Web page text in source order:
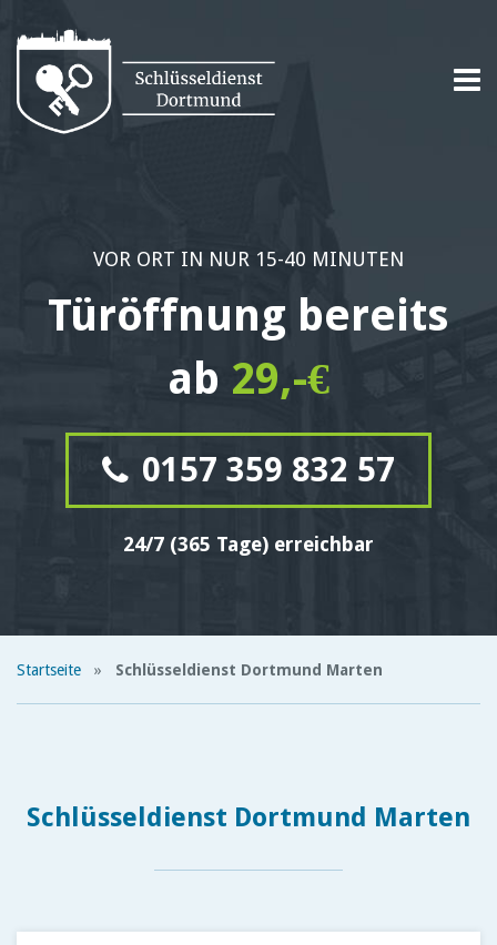
VOR ORT IN NUR 15-40 MINUTEN
Türöffnung bereits
ab 29,-€
0157 359 832 57
24/7 (365 Tage) erreichbar
Startseite » Schlüsseldienst Dortmund Marten
Schlüsseldienst Dortmund Marten